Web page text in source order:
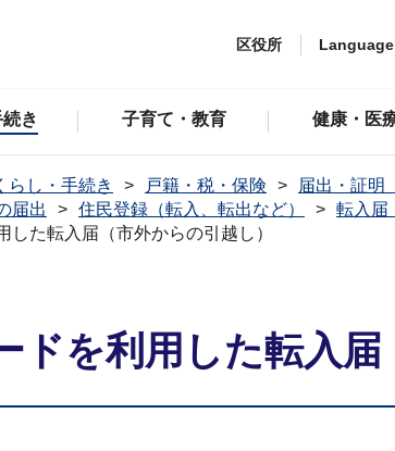
区役所 Language
き 子育て・教育 健康・医
らし・手続き 戸籍・税・保険 届出・証明
届出
住民登録（転入、転出など）
転入届
した転入届（市外からの引越し）
ドを利用した転入